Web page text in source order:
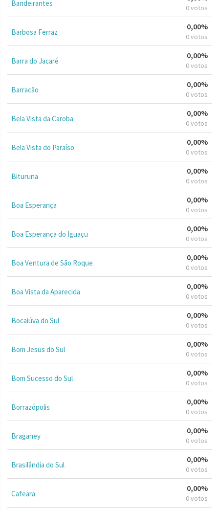
Bandeirantes 0 votos
Barbosa Ferraz
0,00%
0 votos
Barra do Jacaré
0,00%
0 votos
Barracão
0,00%
0 votos
Bela Vista da Caroba
0,00%
0 votos
Bela Vista do Paraíso
0,00%
0 votos
Bituruna
0,00%
0 votos
Boa Esperança
0,00%
0 votos
Boa Esperança do Iguaçu
0,00%
0 votos
Boa Ventura de São Roque
0,00%
0 votos
Boa Vista da Aparecida
0,00%
0 votos
Bocaiúva do Sul
0,00%
0 votos
Bom Jesus do Sul
0,00%
0 votos
Bom Sucesso do Sul
0,00%
0 votos
Borrazópolis
0,00%
0 votos
Braganey
0,00%
0 votos
Brasilândia do Sul
0,00%
0 votos
Cafeara
0,00%
0 votos